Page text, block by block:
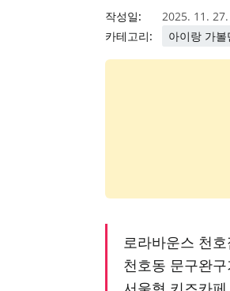
작성일:
2025. 11. 27.
카테고리:
아이랑 가볼
로라바운스 천
천호동 문구완